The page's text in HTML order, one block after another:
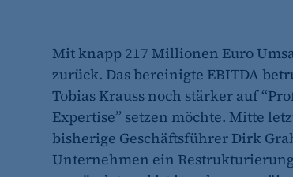
Mit knapp 217 Millionen Euro
zurück. Das bereinigte EBITDA
Tobias Krauss noch stärker auf
Expertise” setzen möchte. Mitte
bisherige Geschäftsführer Dirk
Unternehmen ein